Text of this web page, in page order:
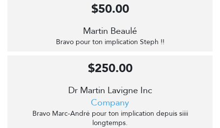
Martin Beaulé
Bravo pour ton implication Steph !!
$50.00
Dr Martin Lavigne Inc
Company
Bravo Marc-André pour ton implication depuis siiii
longtemps.
$250.00